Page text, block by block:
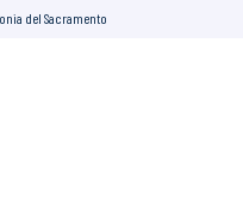
del Sacramento